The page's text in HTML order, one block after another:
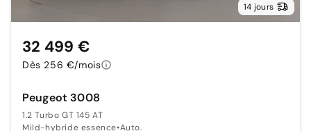
14 jours
Peugeot 3008
1.2 Turbo GT 145 AT
Mild-hybride essence•Auto.
32 499 €
Dès 256 €/mois